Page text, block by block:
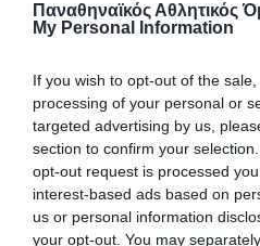
Παναθηναϊκός Αθλητικός
My Personal Information
If you wish to opt-out of the
processing of your personal or
targeted advertising by us,
section to confirm your
opt-out request is processed
interest-based ads based on
us or personal information
your opt-out. You may
25.07.2026 ΠΟΛΟ ΑΝΔΡΩΝ